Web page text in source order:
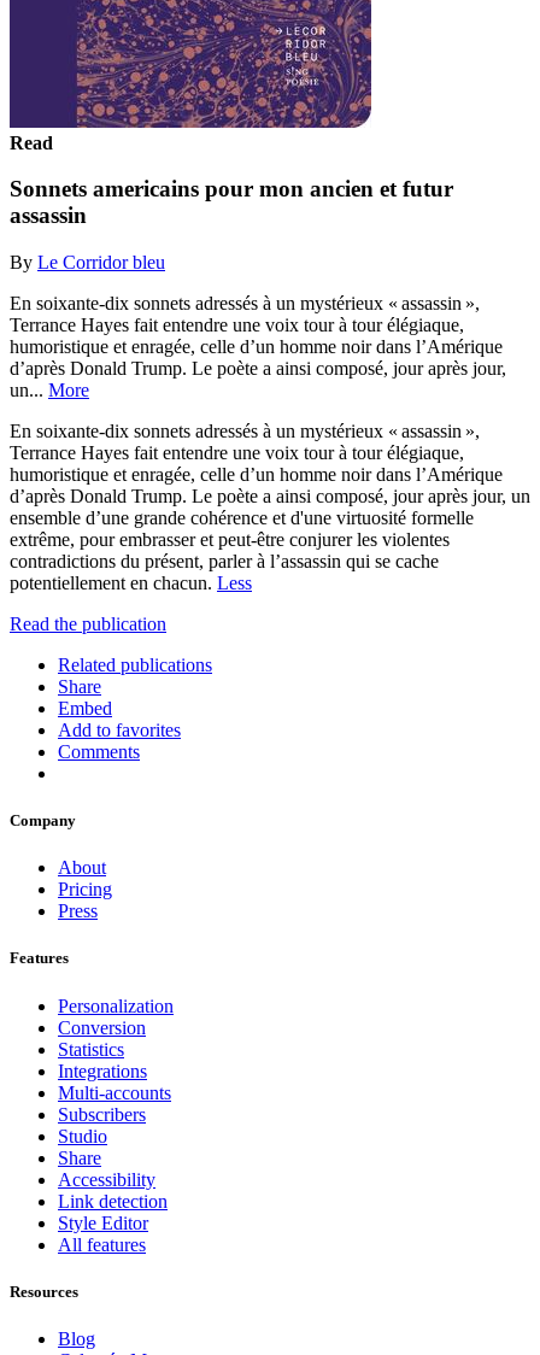
Read
Sonnets americains pour mon ancien et futur
assassin
By Le Corridor bleu
En soixante-dix sonnets adressés à un mystérieux « assassin »,
Terrance Hayes fait entendre une voix tour à tour élégiaque,
humoristique et enragée, celle d’un homme noir dans l’Amérique
d’après Donald Trump. Le poète a ainsi composé, jour après jour,
un... More
En soixante-dix sonnets adressés à un mystérieux « assassin »,
Terrance Hayes fait entendre une voix tour à tour élégiaque,
humoristique et enragée, celle d’un homme noir dans l’Amérique
d’après Donald Trump. Le poète a ainsi composé, jour après jour, un
ensemble d’une grande cohérence et d'une virtuosité formelle
extrême, pour embrasser et peut-être conjurer les violentes
contradictions du présent, parler à l’assassin qui se cache
potentiellement en chacun. Less
Read the publication
Related publications
Share
Embed
Add to favorites
Comments
Company
About
Pricing
Press
Features
Personalization
Conversion
Statistics
Integrations
Multi-accounts
Subscribers
Studio
Share
Accessibility
Link detection
Style Editor
All features
Resources
Blog